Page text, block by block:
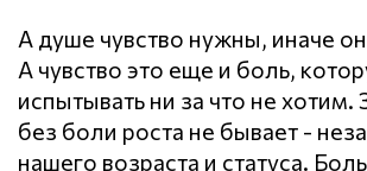
А душе чувство нужны, иначе
А чувство это еще и боль,
испытывать ни за что не хотим.
без боли роста не бывает -
нашего возраста и статуса.